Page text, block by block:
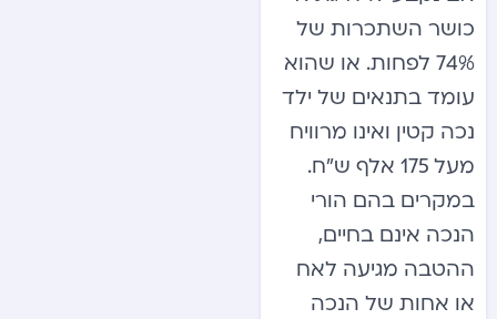
כושר השתכרות של
74% לפחות. או שהוא
עומד בתנאים של ילד
נכה קטין ואינו מרוויח
מעל 175 אלף ש”ח.
במקרים בהם הורי
הנכה אינם בחיים,
ההטבה מגיעה לאח
או אחות של הנכה